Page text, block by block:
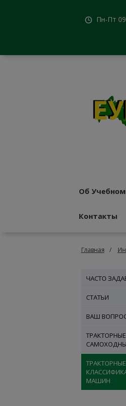
Пн-Пт
Об
Контакты
Главная
ЧАСТО
СТАТЬИ
ВАШ
МАШИН